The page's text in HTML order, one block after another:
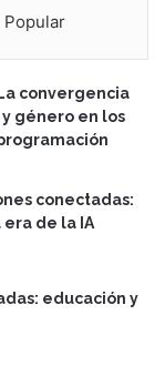
Popular
convergencia
género en los
conectadas:
de la IA
educación y